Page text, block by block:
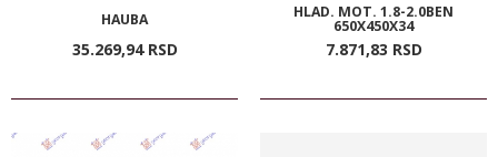
HAUBA
35.269,94 RSD
HLAD. MOT. 1.8-2.0BEN
650X450X34
7.871,83 RSD